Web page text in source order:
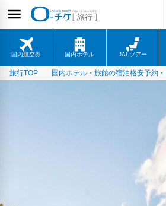
国内航空券 国内ホテル JALツアー
旅行TOP 国内ホテル・旅館の宿泊格安予約